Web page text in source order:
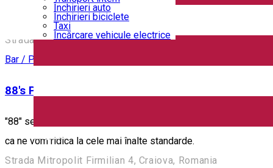
English
Închirieri auto
Închirieri biciclete
Taxi
Încărcare vehicule electrice
12 Doișpe
Strada Alexandru Ioan Cuza 6B, Craiova, Romania
Bar / Pub
88's Pub & Restaurant
"88" se extinde cu o gama noua de servicii. Va punem la
ca ne vom ridica la cele mai înalte standarde.
Strada Mitropolit Firmilian 4, Craiova, Romania